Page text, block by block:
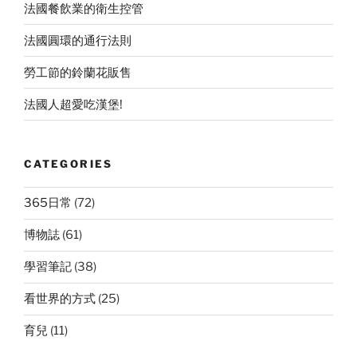
法國餐飲業的衛生控管
法國圓環的通行法則
勞工節的鈴蘭花販售
法國人超愛吃漢堡!
CATEGORIES
365日常 (72)
博物誌 (61)
學習筆記 (38)
看世界的方式 (25)
育兒 (11)